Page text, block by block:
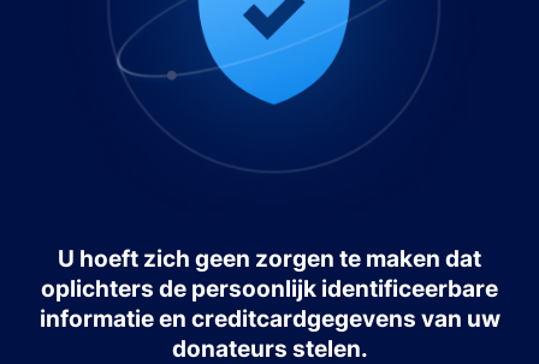
U hoeft zich geen zorgen te maken dat
oplichters de persoonlijk identificeerbare
informatie en creditcardgegevens van uw
donateurs stelen.